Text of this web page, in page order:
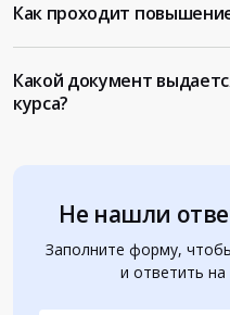
Не нашли
Заполните форму,
и ответить
Как проходит
Какой документ
курса?